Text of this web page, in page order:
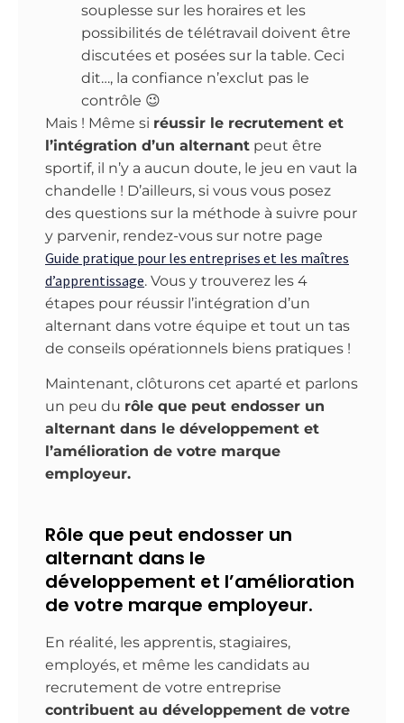
souplesse sur les horaires et les
possibilités de télétravail doivent être
discutées et posées sur la table. Ceci
dit…, la confiance n’exclut pas le
contrôle 😉
Mais ! Même si réussir le recrutement et
l’intégration d’un alternant peut être
sportif, il n’y a aucun doute, le jeu en vaut la
chandelle ! D’ailleurs, si vous vous posez
des questions sur la méthode à suivre pour
y parvenir, rendez-vous sur notre page
Guide pratique pour les entreprises et les maîtres
d’apprentissage. Vous y trouverez les 4
étapes pour réussir l’intégration d’un
alternant dans votre équipe et tout un tas
de conseils opérationnels biens pratiques !
Maintenant, clôturons cet aparté et parlons
un peu du rôle que peut endosser un
alternant dans le développement et
l’amélioration de votre marque
employeur.
Rôle que peut endosser un
alternant dans le
développement et l’amélioration
de votre marque employeur.
En réalité, les apprentis, stagiaires,
employés, et même les candidats au
recrutement de votre entreprise
contribuent au développement de votre